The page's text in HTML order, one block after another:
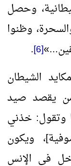
وحصل
وظنوا
»
[6]
.
الشيطان
يقصد صيد
وتقول: خذني
ويكون
في الإنس